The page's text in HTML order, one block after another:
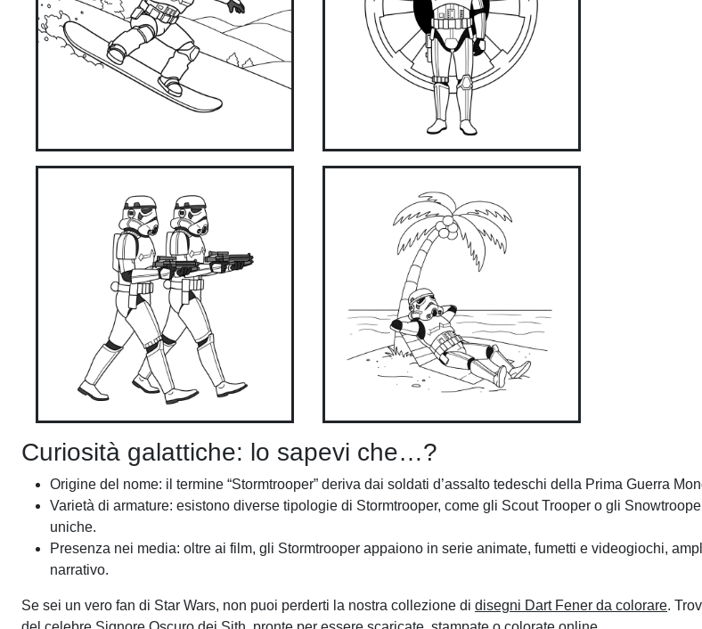
Curiosità galattiche: lo sapevi che…?
Origine del nome: il termine “Stormtrooper” deriva dai soldati d’assalto tedeschi della Prima Guerra
Varietà di armature: esistono diverse tipologie di Stormtrooper, come gli Scout Trooper o gli
uniche.
Presenza nei media: oltre ai film, gli Stormtrooper appaiono in serie animate, fumetti e videogiochi,
narrativo.
Se sei un vero fan di Star Wars, non puoi perderti la nostra collezione di disegni Dart Fener da colorare.